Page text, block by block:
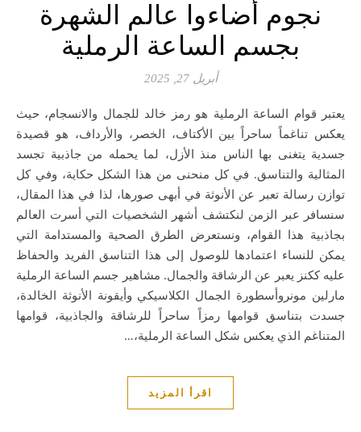
نجوم أضاءوا عالم الشهرة
بجسم الساعة الرملية
أبريل 27, 2025
يعتبر قوام الساعة الرملية هو رمز خالد للجمال والانسجام، حيث
يعكس تناغماً ساحراً بين الأكتاف، الخصر، والأرداف، هو قصيدة
جسدية يتغنى بها الناس منذ الأزل، لما يحمله من جاذبية تجسد
المثالية والتناسق. في كل منحنى من هذا الشكل حكاية، وفي كل
توازن رسالة تعبر عن الأنوثة في أبهى صورها، لذا في هذا المقال،
سنسافر عبر الزمن لنكتشف أشهر الشخصيات التي أسرت العالم
بجاذبية هذا القوام، ونستعرض الطرق الصحية والمستدامة التي
يمكن للنساء اعتمادها للوصول إلى هذا التناسق الفريد والحفاظ
عليه ككنز يعبر عن الرشاقة والجمال. مشاهير جسم الساعة الرملية
مارلين مونروأسطورة الجمال الكلاسيكي وأيقونة الأنوثة الخالدة،
جسدت بتناسق قوامها رمزاً ساحراً للرشاقة والجاذبية، قوامها
المتناغم الذي يعكس شكل الساعة الرملية،…
اقرأ المزيد